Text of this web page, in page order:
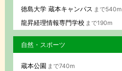
徳島大学 蔵本キャンパス まで540m
龍昇経理情報専門学校 まで190m
自然・スポーツ
蔵本公園 まで740m